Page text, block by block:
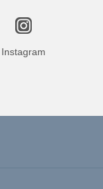
Instagram